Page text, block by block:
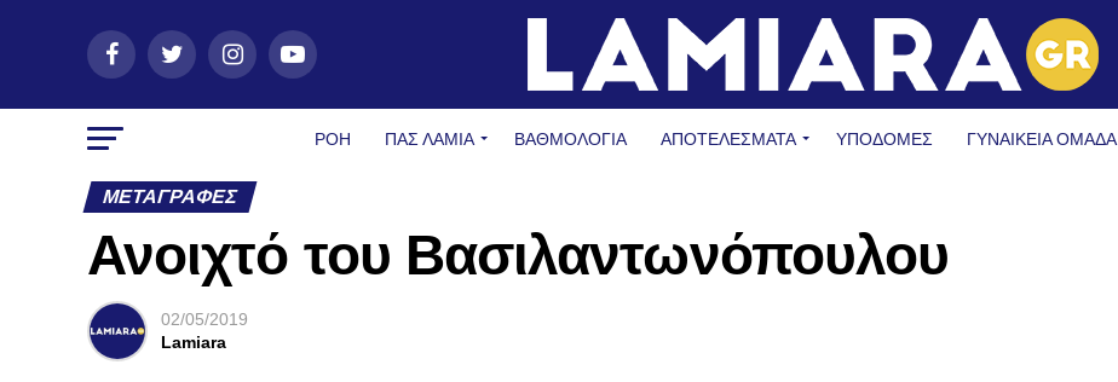
ΡΟΗ ΠΑΣ ΛΑΜΊΑ ΒΑΘΜΟΛΟΓΙΑ ΑΠΟΤΕΛΕΣΜΑΤΑ ΥΠΟΔΟΜΈΣ ΓΥΝΑΙΚΕΊΑ ΟΜΆΔΑ
ΜΕΤΑΓΡΑΦΈΣ
Ανοιχτό του Βασιλαντωνόπουλου
02/05/2019
Lamiara